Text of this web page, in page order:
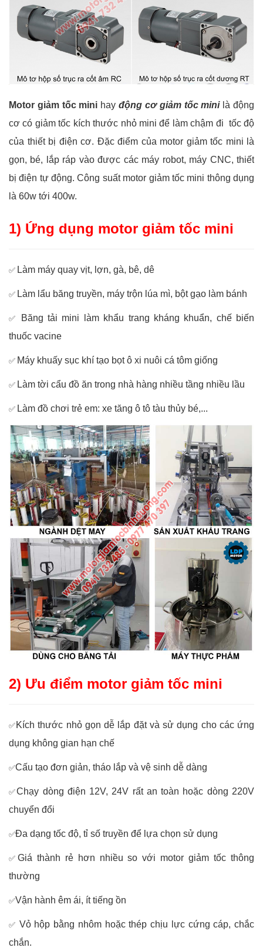
Motor giảm tốc mini hayđộng cơ giảm tốc minilà động
cơ có giảm tốc kích thước nhỏ mini để làm chậm đi tốc độ
của thiết bị điện cơ. Đặc điểm của motor giảm tốc mini là
gọn, bé, lắp ráp vào được các máy robot, máy CNC, thiết
bị điện tự động. Công suất motor giảm tốc mini thông dụng
là 60w tới 400w.
1) Ứng dụng motor giảm tốc mini
✅ Làm máy quay vịt, lợn, gà, bê, dê
✅ Làm lẩu băng truyền, máy trộn lúa mì, bột gạo làm bánh
✅
Băng tải mini làm khẩu trang kháng khuẩn, chế biến
thuốc vacine
✅ Máy khuấy sục khí tạo bọt ô xi nuôi cá tôm giống
✅ Làm tời cẩu đồ ăn trong nhà hàng nhiều tầng nhiều lầu
✅ Làm đồ chơi trẻ em: xe tăng ô tô tàu thủy bé,...
2) Ưu điểm motor giảm tốc mini
✅ Kích thước nhỏ gọn dễ lắp đặt và sử dụng cho các ứng
dụng không gian hạn chế
✅Cấu tạo đơn giản, tháo lắp và vệ sinh dễ dàng
✅Chạy dòng điện 12V, 24V rất an toàn hoặc dòng 220V
chuyển đổi
✅Đa dạng tốc độ, tỉ số truyền để lựa chọn sử dụng
✅ Giá thành rẻ hơn nhiều so với motor giảm tốc thông
thường
✅Vận hành êm ái, ít tiếng ồn
✅ Vỏ hộp bằng nhôm hoặc thép chịu lực cứng cáp, chắc
chắn.